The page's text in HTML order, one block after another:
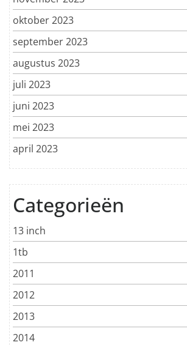
oktober 2023
september 2023
augustus 2023
juli 2023
juni 2023
mei 2023
april 2023
Categorieën
13 inch
1tb
2011
2012
2013
2014